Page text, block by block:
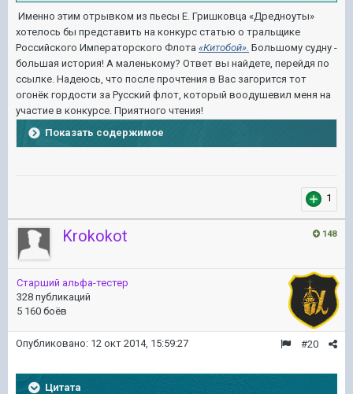
Именно этим отрывком из пьесы Е. Гришковца «Дредноуты»
хотелось бы представить на конкурс статью о тральщике
Российского Императорского Флота «Китобой». Большому судну -
большая история! А маленькому? Ответ вы найдете, перейдя по
ссылке. Надеюсь, что после прочтения в Вас загорится тот
огонёк гордости за Русский флот, который воодушевил меня на
участие в конкурсе. Приятного чтения!
Показать содержимое
1
148
Krokokot
Старший альфа-тестер
328 публикаций
5 160 боёв
#20
Опубликовано: 12 окт 2014, 15:59:27
Цитата